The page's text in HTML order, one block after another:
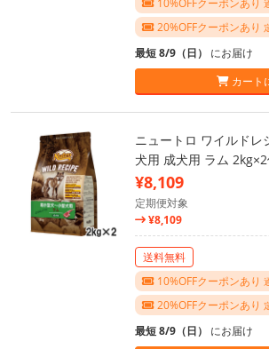
10%OFFクーポンあり
20%OFFクーポンあり
最短 8/9（日） にお届け
カート
ニュートロ ワイルドレ
犬用 成犬用 ラム 2kg×2
¥8,109
定期便対象
¥8,109
送料無料
10%OFFクーポンあり
20%OFFクーポンあり
最短 8/9（日） にお届け